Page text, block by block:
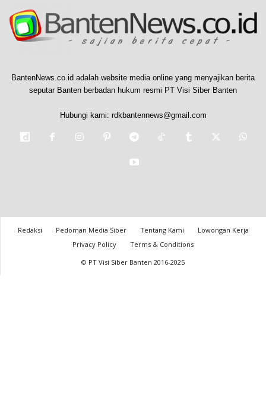
BantenNews.co.id adalah website media online yang menyajikan berita
seputar Banten berbadan hukum resmi PT Visi Siber Banten
Hubungi kami: rdkbantennews@gmail.com
Redaksi Pedoman Media Siber Tentang Kami
Lowongan Kerja
Privacy Policy
Terms & Conditions
© PT Visi Siber Banten 2016-2025